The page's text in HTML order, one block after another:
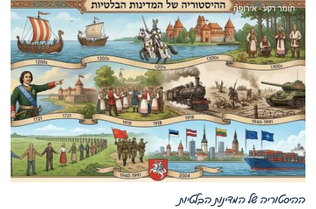
חומר רקע - אירופה
ההיסטוריה של המדינות הבלטיות